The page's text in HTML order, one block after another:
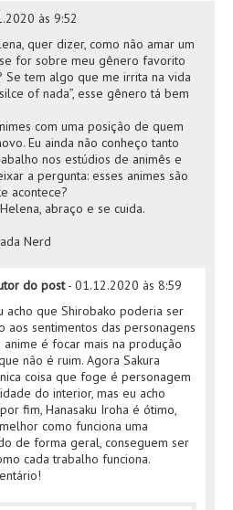
às 9:52
quer dizer, como não amar um
for sobre meu gênero favorito
tem algo que me irrita na vida
of nada”, esse gênero tá bem
com uma posição de quem
Eu ainda não conheço tanto
nos estúdios de animês e
a pergunta: esses animes são
acontece?
abraço e se cuida.
Nerd
do post- 01.12.2020 às 8:59
acho que Shirobako poderia ser
aos sentimentos das personagens
é focar mais na produção
não é ruim. Agora Sakura
coisa que foge é personagem
do interior, mas eu acho
fim, Hanasaku Iroha é ótimo,
como funciona uma
de forma geral, conseguem ser
cada trabalho funciona.